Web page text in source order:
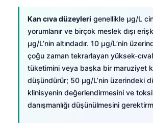
Kan cıva düzeyleri genellikle µg/L
yorumlanır ve birçok meslek dışı
µg/L’nin altındadır. 10 µg/L’nin
çoğu zaman tekrarlayan yüksek-
tüketimini veya başka bir maruziyet
düşündürür; 50 µg/L’nin üzerindeki
klinisyenin değerlendirmesini ve
danışmanlığı düşünülmesini